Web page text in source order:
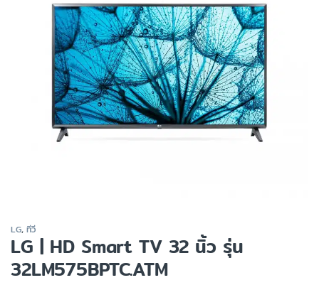
LG,ทีวี
LG | HD Smart TV 32 นิ้ว รุ่น
32LM575BPTC.ATM